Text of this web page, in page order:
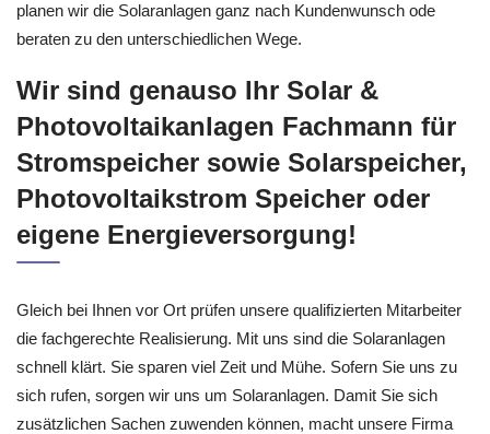
planen wir die Solaranlagen ganz nach Kundenwunsch ode
beraten zu den unterschiedlichen Wege.
Wir sind genauso Ihr Solar &
Photovoltaikanlagen Fachmann für
Stromspeicher sowie Solarspeicher,
Photovoltaikstrom Speicher oder
eigene Energieversorgung!
Gleich bei Ihnen vor Ort prüfen unsere qualifizierten Mitarbeiter
die fachgerechte Realisierung. Mit uns sind die Solaranlagen
schnell klärt. Sie sparen viel Zeit und Mühe. Sofern Sie uns zu
sich rufen, sorgen wir uns um Solaranlagen. Damit Sie sich
zusätzlichen Sachen zuwenden können, macht unsere Firma